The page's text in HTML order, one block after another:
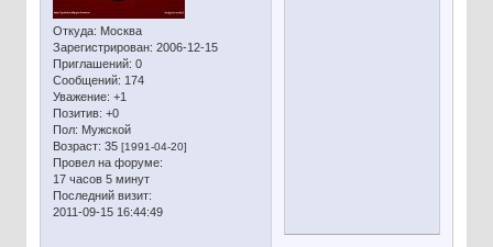
Откуда: Москва
Зарегистрирован: 2006-12-15
Приглашений: 0
Сообщений: 174
Уважение: +1
Позитив: +0
Пол: Мужской
Возраст: 35 [1991-04-20]
Провел на форуме:
17 часов 5 минут
Последний визит:
2011-09-15 16:44:49